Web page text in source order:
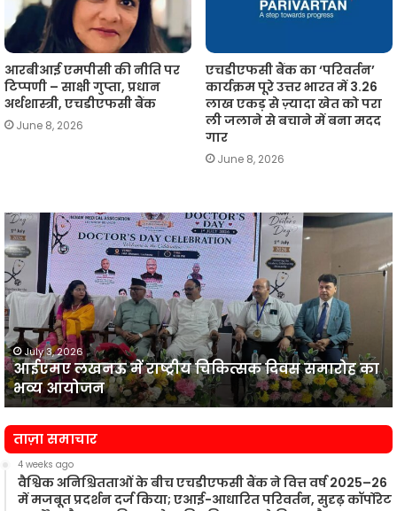
आरबीआई एमपीसी की नीति पर
टिप्पणी – साक्षी गुप्ता, प्रधान
अर्थशास्त्री, एचडीएफसी बैंक
June 8, 2026
एचडीएफसी बैंक का ‘परिवर्तन’
कार्यक्रम पूरे उत्तर भारत में 3.26
लाख एकड़ से ज़्यादा खेत को परा
ली जलाने से बचाने में बना मदद
गार
June 8, 2026
आईएमए
लखनऊ
में
राष्ट्रीय
चिकित्सक
दिवस
समारोह
का
भव्य
आयोजन
July 3, 2026
आईएमए लखनऊ में राष्ट्रीय चिकित्सक दिवस समारोह का
भव्य आयोजन
ताज़ा समाचार
4 weeks ago
वैश्विक अनिश्चितताओं के बीच एचडीएफसी बैंक ने वित्त वर्ष 2025–26
में मजबूत प्रदर्शन दर्ज किया; एआई-आधारित परिवर्तन, सुदृढ़ कॉर्पोरेट